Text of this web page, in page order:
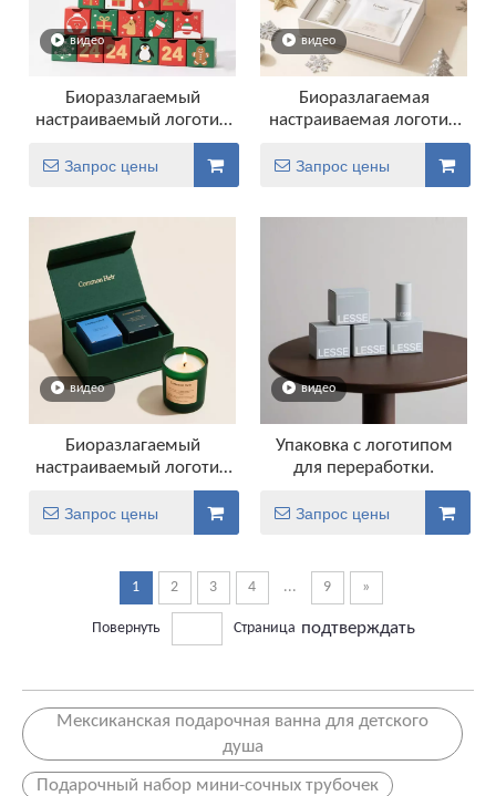
видео
Биоразлагаемый
настраиваемый логотип
рождественский
календарный
календарный календарь
Запрос цены
видео
Биоразлагаемая
настраиваемая логотип
Магнитная упаковка
коробки для ювелирных
изделий подарка
Запрос цены
видео
Биоразлагаемый
настраиваемый логотип
бумажный коробка
Упаковка Магнитная
коробка для роскошного
Запрос цены
видео
Упаковка с логотипом
для переработки.
Запрос цены
1 2 3 4 ... 9 »
Повернуть Страница подтверждать
Мексиканская подарочная ванна для детского
душа
Подарочный набор мини-сочных трубочек